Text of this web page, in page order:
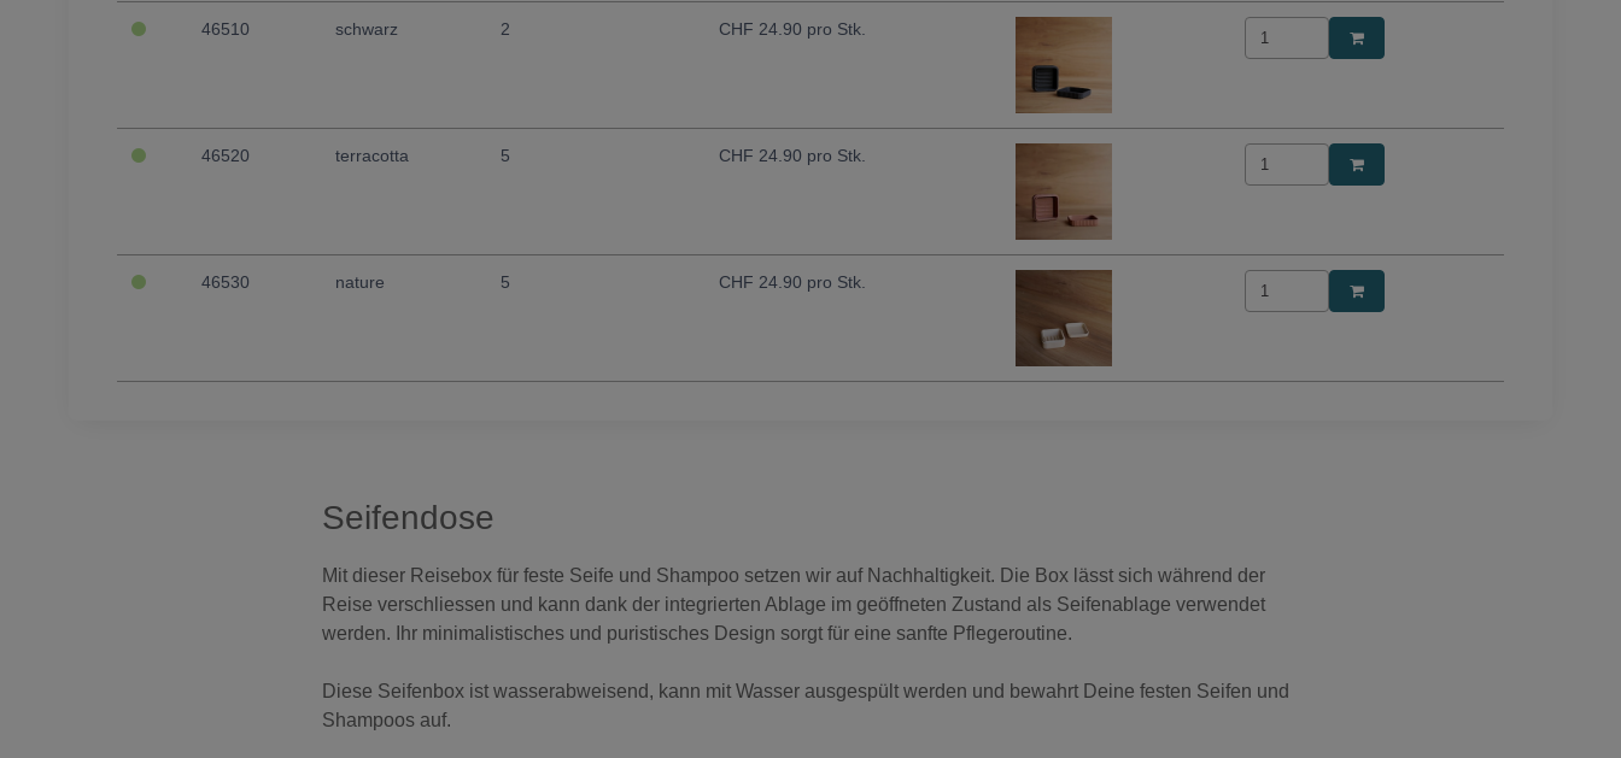
46510 schwarz 2 CHF 24.90 pro Stk.
46520 terracotta 5 CHF 24.90 pro Stk.
46530 nature 5 CHF 24.90 pro Stk.
Seifendose
Mit dieser Reisebox für feste Seife und Shampoo setzen wir auf Nachhaltigkeit. Die Box lässt sich während der
Reise verschliessen und kann dank der integrierten Ablage im geöffneten Zustand als Seifenablage verwendet
werden. Ihr minimalistisches und puristisches Design sorgt für eine sanfte Pflegeroutine.
Diese Seifenbox ist wasserabweisend, kann mit Wasser ausgespült werden und bewahrt Deine festen Seifen und
Shampoos auf.